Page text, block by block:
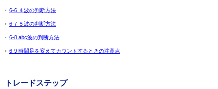
6-6 ４波の判断方法
6-7 ５波の判断方法
6-8 abc波の判断方法
6-9 時間足を変えてカウントするときの注意点
トレードステップ